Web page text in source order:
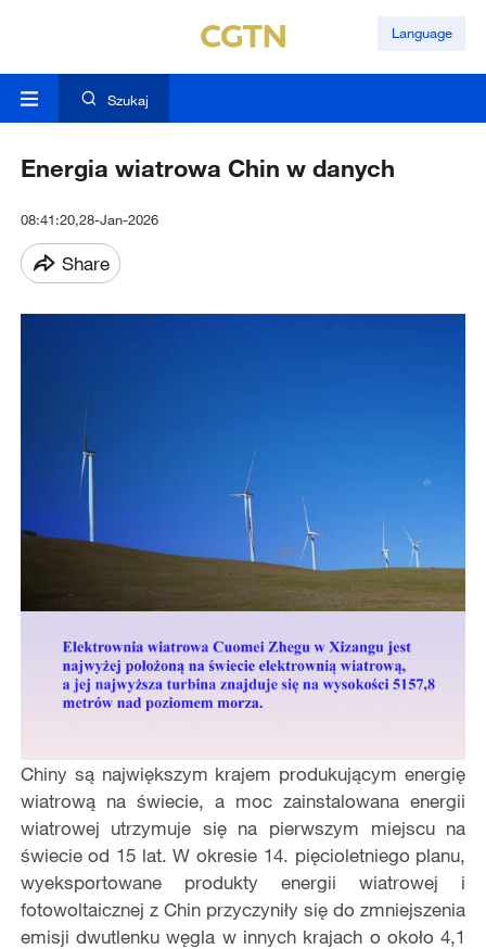
Language
Szukaj
Energia wiatrowa Chin w danych
08:41:20,28-Jan-2026
Share
Chiny są największym krajem produkującym energię
wiatrową na świecie, a moc zainstalowana energii
wiatrowej utrzymuje się na pierwszym miejscu na
świecie od 15 lat. W okresie 14. pięcioletniego planu,
wyeksportowane produkty energii wiatrowej i
fotowoltaicznej z Chin przyczyniły się do zmniejszenia
emisji dwutlenku węgla w innych krajach o około 4,1